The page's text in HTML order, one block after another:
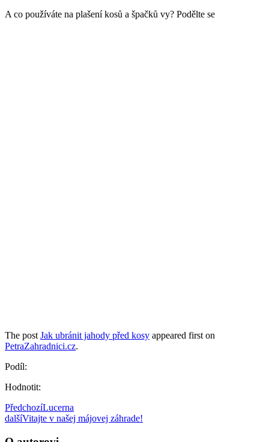
A co používáte na plašení kosů a špačků vy? Podělte se
The post Jak ubránit jahody před kosy appeared first on
PetraZahradnici.cz.
Podíl:
Hodnotit:
PředchozíLucerna
dalšíVitajte v našej májovej záhrade!